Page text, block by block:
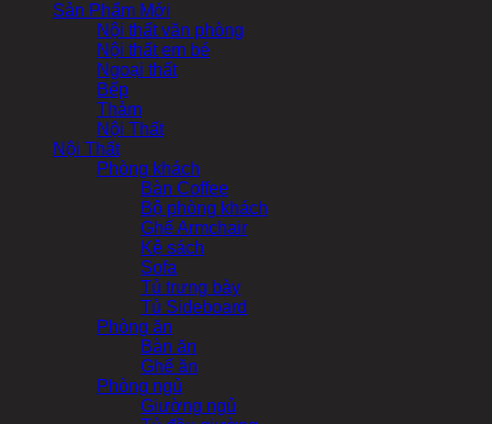
Sản Phẩm Mới
Nội thất văn phòng
Nội thất em bé
Ngoại thất
Bếp
Thảm
Nội Thất
Nội Thất
Phòng khách
Bàn Coffee
Bộ phòng khách
Ghế Armchair
Kệ sách
Sofa
Tủ trưng bày
Tủ Sideboard
Phòng ăn
Bàn ăn
Ghế ăn
Phòng ngủ
Giường ngủ